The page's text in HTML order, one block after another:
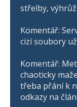
střelby,
Komentář:
cizí soubory
Komentář:
chaoticky
třeba přání k
odkazy na